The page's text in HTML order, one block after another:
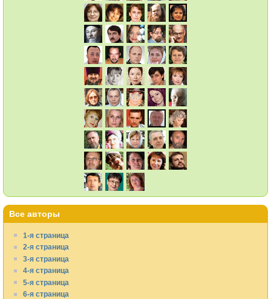
Все авторы
1-я страница
2-я страница
3-я страница
4-я страница
5-я страница
6-я страница